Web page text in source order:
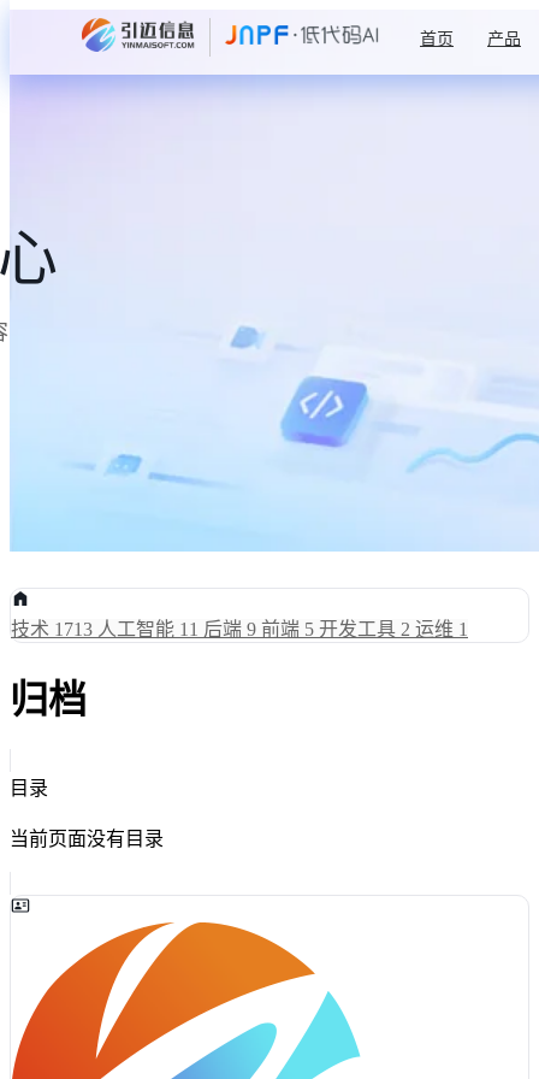
首页 产品
技术 1713 人工智能 11 后端 9 前端 5 开发工具 2 运维 1
归档
目录
当前页面没有目录